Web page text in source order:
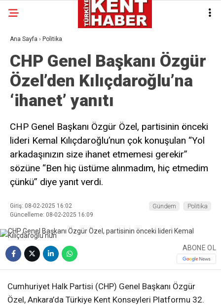
Ana Sayfa › Politika
CHP Genel Başkanı Özgür
Özel’den Kılıçdaroğlu’na
‘ihanet’ yanıtı
CHP Genel Başkanı Özgür Özel, partisinin önceki
lideri Kemal Kılıçdaroğlu’nun çok konuşulan “Yol
arkadaşınızın size ihanet etmemesi gerekir”
sözüne “Ben hiç üstüme alınmadım, hiç etmedim
çünkü” diye yanıt verdi.
Giriş: 08-02-2025 16:02
Güncelleme: 08-02-2025 16:09
Gündem Politika
ABONE OL
Cumhuriyet Halk Partisi (CHP) Genel Başkanı Özgür
Özel, Ankara’da Türkiye Kent Konseyleri Platformu 32.